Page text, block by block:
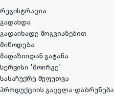
რეგისტრაცია
გადახდა
გადაიხადე მოგვიანებით
მიწოდება
მაღაზიიდან გატანა
სერვისი 'მოირგე'
სასაჩუქრე შეფუთვა
პროდუქციის გაცვლა-დაბრუნება